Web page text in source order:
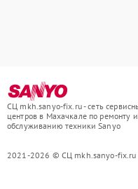
СЦ mkh.sanyo-fix.ru - сеть
центров в Махачкале по ремонту и
обслуживанию техники Sanyo
2021-2026 © СЦ mkh.sanyo-fix.ru